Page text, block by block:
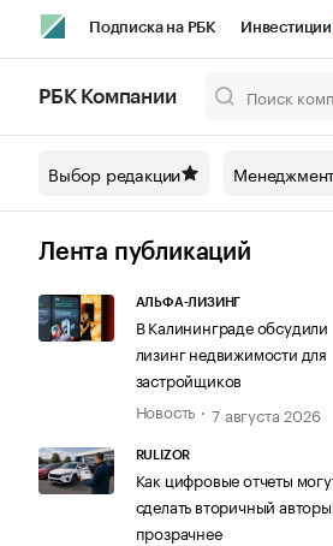
Подписка на РБК Инвестиции
Спецпроекты СПб
Технологии и медиа
РБК Компании
Выбор редакции
Лента публикаций
АЛЬФА-ЛИЗИНГ
В Калининграде обсудили
лизинг недвижимости для
застройщиков
Новость
7 августа 2026
RULIZOR
Как цифровые отчеты
сделать вторичный
прозрачнее